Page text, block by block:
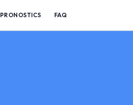
PRONOSTICS FAQ